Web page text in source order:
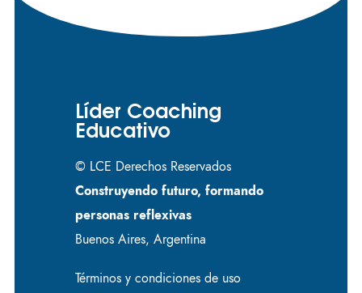
Líder Coaching
Educativo
© LCE Derechos Reservados
Construyendo futuro, formando
personas reflexivas
Buenos Aires, Argentina
Términos y condiciones de uso